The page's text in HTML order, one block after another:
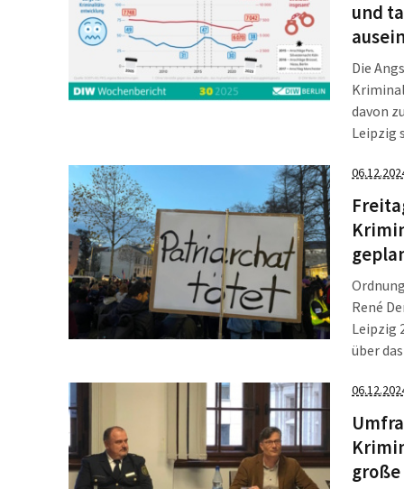
und
Die
davon
Leipzig
Lesern
René
Leipzig
über
wichtig